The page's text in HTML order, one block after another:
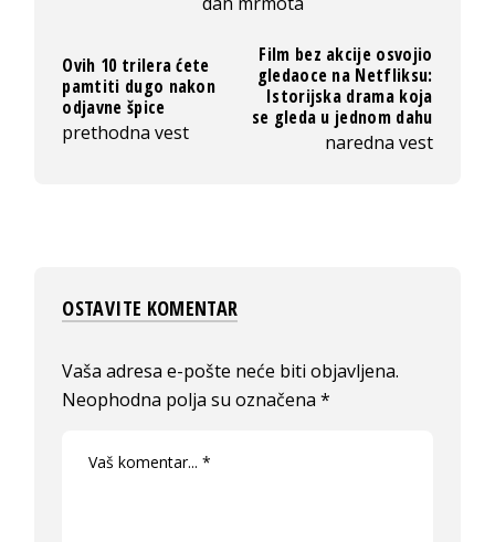
Ovih 10 trilera ćete
pamtiti dugo nakon
odjavne špice
prethodna vest
Film bez akcije osvojio
gledaoce na Netfliksu:
Istorijska drama koja
se gleda u jednom dahu
naredna vest
OSTAVITE KOMENTAR
Vaša adresa e-pošte neće biti objavljena.
Neophodna polja su označena*